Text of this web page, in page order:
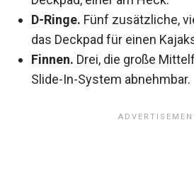
D-Ringe. Fünf zusätzliche,
das Deckpad für einen
Finnen. Drei, die große
Slide-In-System abnehmbar.